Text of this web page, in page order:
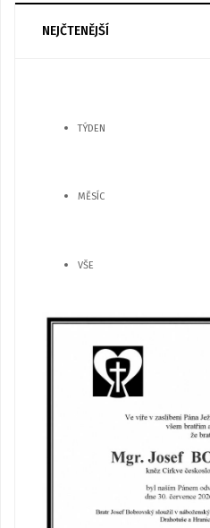
NEJČTENĚJŠÍ
TÝDEN
MĚSÍC
VŠE